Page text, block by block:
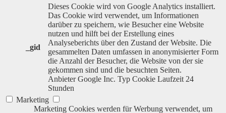
_gid
Dieses Cookie wird von Google Analytics installiert.
Das Cookie wird verwendet, um Informationen
darüber zu speichern, wie Besucher eine Website
nutzen und hilft bei der Erstellung eines
Analyseberichts über den Zustand der Website. Die
gesammelten Daten umfassen in anonymisierter Form
die Anzahl der Besucher, die Website von der sie
gekommen sind und die besuchten Seiten.
Anbieter Google Inc. Typ Cookie Laufzeit 24
Stunden
Marketing
Marketing Cookies werden für Werbung verwendet, um